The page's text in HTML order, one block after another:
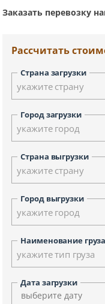
Заказать перевозку
Рассчитать
Страна загрузки
укажите страну
Город загрузки
укажите город
Страна выгрузки
укажите страну
Город выгрузки
укажите город
Наименование груза
укажите тип груза
Дата загрузки